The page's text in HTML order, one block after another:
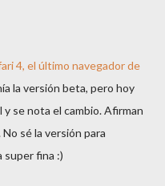
4, el último navegador de
la versión beta, pero hoy
se nota el cambio. Afirman
sé la versión para
super fina :)